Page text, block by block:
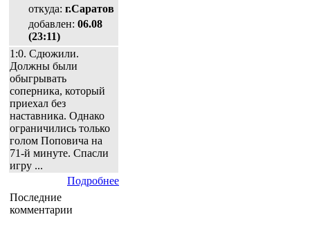
откуда: г.Саратов
добавлен: 06.08
(23:11)
1:0. Сдюжили.
Должны были
обыгрывать
соперника, который
приехал без
наставника. Однако
ограничились только
голом Поповича на
71-й минуте. Спасли
игру ...
Подробнее
Последние
комментарии